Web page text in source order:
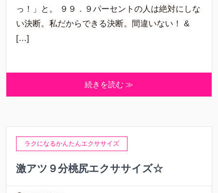
っ！」と。 ９９．９パーセントの人は絶対にしな
い決断。私だからできる決断。間違いない！ &
[…]
続きを読む ≫
ラクになるかんたんエクササイズ
激アツ９分桃尻エクササイズ☆